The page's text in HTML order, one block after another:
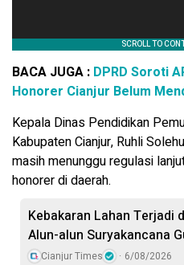
BACA JUGA : DPRD Soroti
Honorer Cianjur Belum
Kepala Dinas Pendidikan
Kabupaten Cianjur, Ruhli
masih menunggu regulasi
honorer di daerah.
Kebakaran Lahan Terjadi
Alun-alun Suryakancana
Cianjur Times 6/08/2026